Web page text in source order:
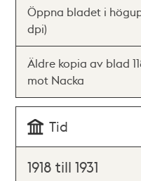
Öppna bladet i
dpi)
Äldre kopia av blad
mot Nacka
Tid
1918 till 1931